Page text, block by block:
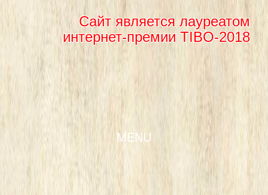
Сайт является лауреатом
интернет-премии TIBO-2018
MENU